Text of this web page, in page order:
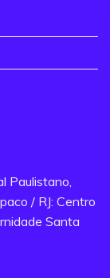
Paulistano,
/ RJ: Centro
Santa